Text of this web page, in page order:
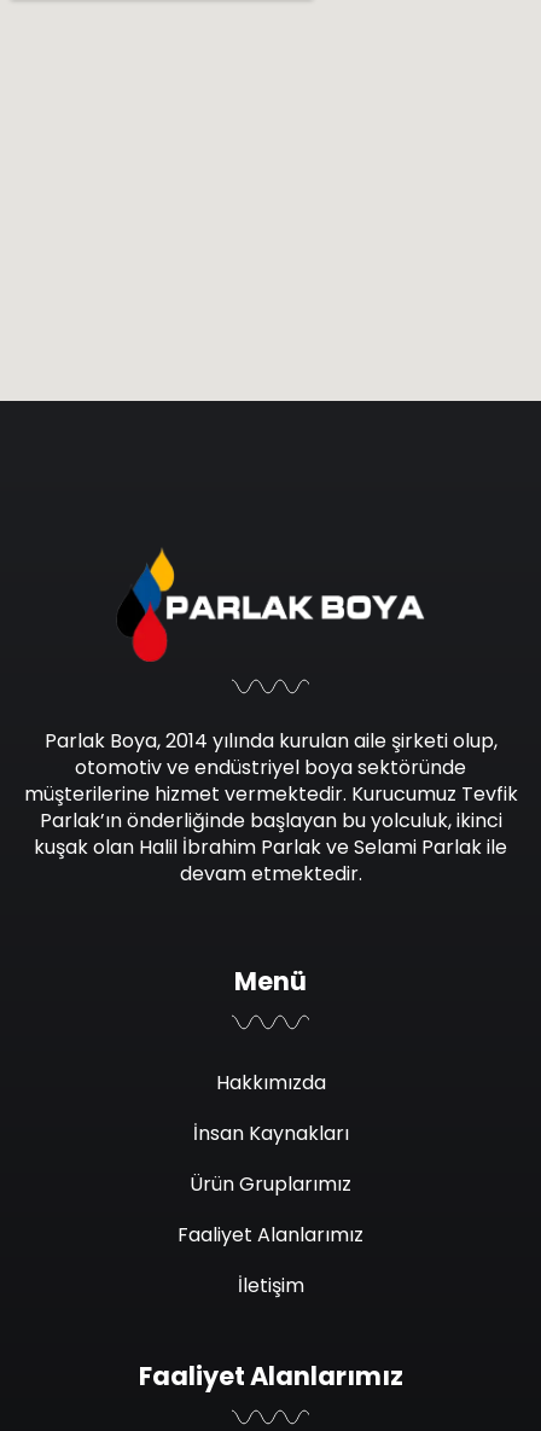
Parlak Boya, 2014 yılında kurulan aile şirketi olup,
otomotiv ve endüstriyel boya sektöründe
müşterilerine hizmet vermektedir. Kurucumuz Tevfik
Parlak’ın önderliğinde başlayan bu yolculuk, ikinci
kuşak olan Halil İbrahim Parlak ve Selami Parlak ile
devam etmektedir.
Menü
Hakkımızda
İnsan Kaynakları
Ürün Gruplarımız
Faaliyet Alanlarımız
İletişim
Faaliyet Alanlarımız